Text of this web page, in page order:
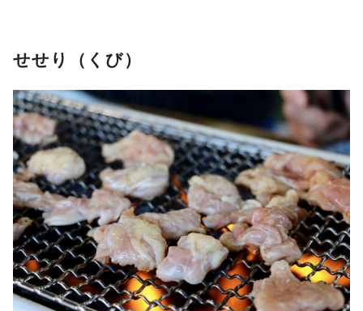
せせり（くび）